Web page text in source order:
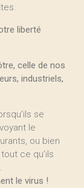
liberté
celle de nos
industriels,
se
le
ou bien
ce qu’ils
le virus !